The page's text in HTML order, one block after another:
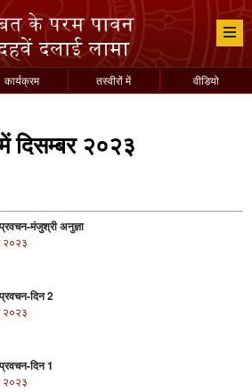
कार्यक्रम तस्वीरों में वीडियो
दिसम्बर २०२३
मंजुश्री अनुज्ञा
२०२३
दिन 2
२०२३
दिन 1
२०२३